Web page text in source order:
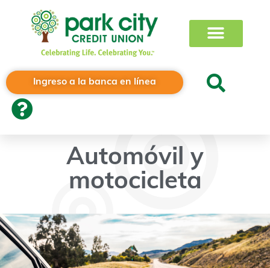
Ingreso a la banca en línea
Automóvil y
motocicleta